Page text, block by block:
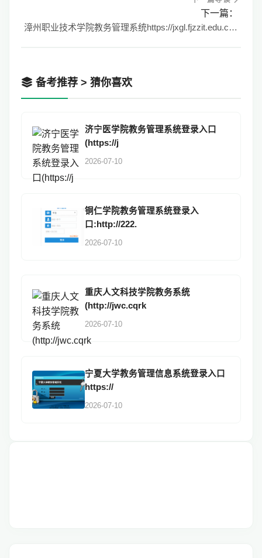
下一篇：
漳州职业技术学院教务管理系统https://jxgl.fjzzit.edu.cn:10001/
备考推荐 > 猜你喜欢
济宁医学院教务管理系统登录入口
(https://j
2026-07-10
铜仁学院教务管理系统登录入
口:http://222.
2026-07-10
重庆人文科技学院教务系统
(http://jwc.cqrk
2026-07-10
宁夏大学教务管理信息系统登录入口
https://
2026-07-10